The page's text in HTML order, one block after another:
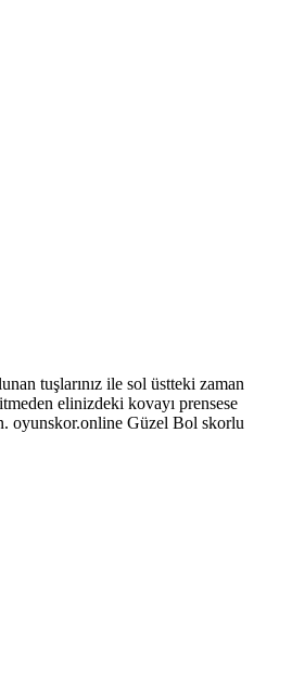
tuşlarınız ile sol üstteki zaman
elinizdeki kovayı prensese
oyunskor.online Güzel Bol skorlu